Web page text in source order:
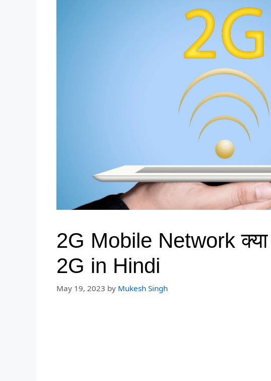
2G Mobile Network क्या
2G in Hindi
May 19, 2023 by Mukesh Singh